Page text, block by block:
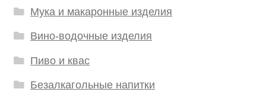
Мука и макаронные изделия
Вино-водочные изделия
Пиво и квас
Безалкагольные напитки